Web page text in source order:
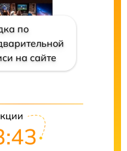
по
на сайте